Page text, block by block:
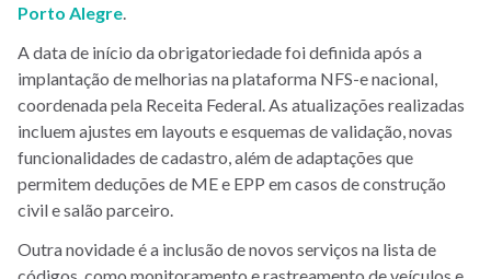
Porto Alegre
A data de início da obrigatoriedade foi definida após a
implantação de melhorias na plataforma NFS-e nacional,
coordenada pela Receita Federal. As atualizações realizadas
incluem ajustes em layouts e esquemas de validação, novas
funcionalidades de cadastro, além de adaptações que
permitem deduções de ME e EPP em casos de construção
civil e salão parceiro.
Outra novidade é a inclusão de novos serviços na lista de